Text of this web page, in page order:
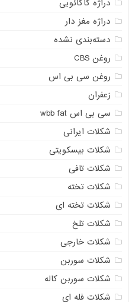
دراژه کاکائویی
دراژه مغز دار
دسته‌بندی نشده
روغن CBS
روغن سی بی اس
زعفران
سی بی اس wbb fat
شکلات ایرانی
شکلات بیسکویتی
شکلات تافی
شکلات تخته
شکلات تخته ای
شکلات تلخ
شکلات خارجی
شکلات سوربن
شکلات سوربن کاله
شکلات فله ای